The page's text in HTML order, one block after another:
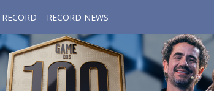
RECORD RECORD NEWS